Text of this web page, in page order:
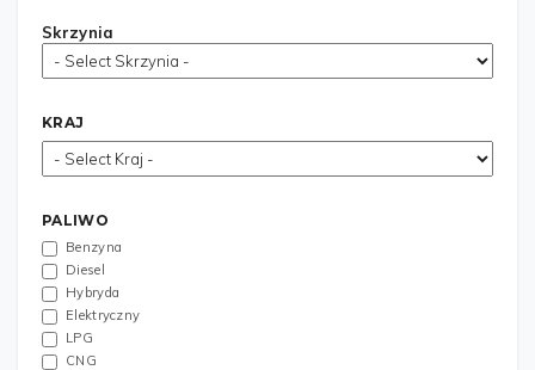
Skrzynia
KRAJ
PALIWO
Benzyna
Diesel
Hybryda
Elektryczny
LPG
CNG